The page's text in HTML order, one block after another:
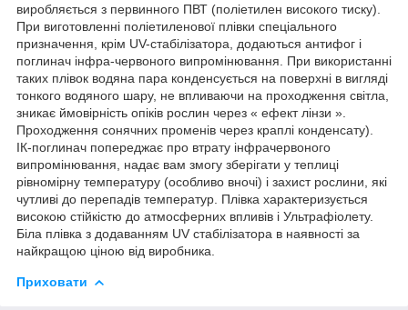
виробляється з первинного ПВТ (поліетилен високого тиску).
При виготовленні поліетиленової плівки спеціального
призначення, крім UV-стабілізатора, додаються антифог і
поглинач інфра-червоного випромінювання. При використанні
таких плівок водяна пара конденсується на поверхні в вигляді
тонкого водяного шару, не впливаючи на проходження світла,
зникає ймовірність опіків рослин через « ефект лінзи ».
Проходження сонячних променів через краплі конденсату).
ІК-поглинач попереджає про втрату інфрачервоного
випромінювання, надає вам змогу зберігати у теплиці
рівномірну температуру (особливо вночі) і захист рослини, які
чутливі до перепадів температур. Плівка характеризується
високою стійкістю до атмосферних впливів і Ультрафіолету.
Біла плівка з додаванням UV стабілізатора в наявності за
найкращою ціною від виробника.
Приховати